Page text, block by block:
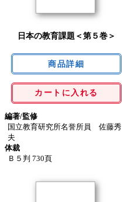
日本の教育課題＜第５巻＞
カートに入れる
編著/監修
国立教育研究所名誉所員 佐藤秀
夫
体裁
Ｂ５判 730頁